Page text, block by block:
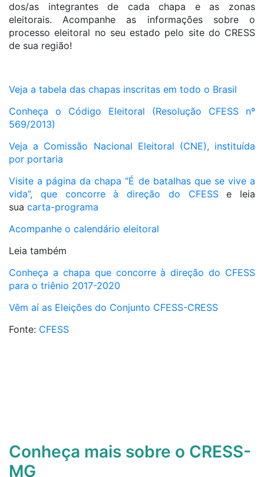
dos/as integrantes de cada chapa e as zonas
eleitorais. Acompanhe as informações sobre o
processo eleitoral no seu estado pelo site do CRESS
de sua região!
Veja a tabela das chapas inscritas em todo o Brasil
Conheça o Código Eleitoral (Resolução CFESS nº
569/2013)
Veja a Comissão Nacional Eleitoral (CNE), instituída
por portaria
Visite a página da chapa “É de batalhas que se vive a
vida”, que concorre à direção do CFESSe leia
sua carta-programa
Acompanhe o calendário eleitoral
Leia também
Conheça a chapa que concorre à direção do CFESS
para o triênio 2017-2020
Vêm aí as Eleições do Conjunto CFESS-CRESS
Fonte: CFESS
Conheça mais sobre o CRESS-
MG